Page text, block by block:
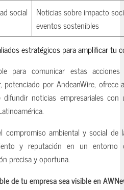
social
Noticias sobre impacto
eventos sostenibles
estratégicos para amplificar tu
para comunicar estas
potenciado por AndeanWire,
noticias empresariales
compromiso ambiental y social de
y reputación en un entorno
precisa y oportuna.
de tu empresa sea visible en